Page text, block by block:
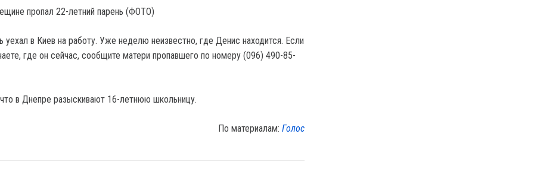
уехал в Киев на работу. Уже неделю неизвестно, где Денис находится. Если
где он сейчас, сообщите матери пропавшего по номеру (096) 490-85-
в Днепре разыскивают 16-летнюю школьницу.
По материалам:Голос